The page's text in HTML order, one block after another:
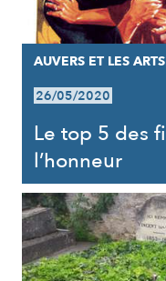
AUVERS ET LES ARTS
26/05/2020
Le top 5 des
l’honneur